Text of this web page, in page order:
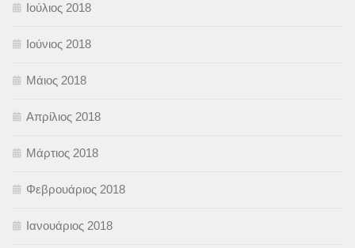
Ιούλιος 2018
Ιούνιος 2018
Μάιος 2018
Απρίλιος 2018
Μάρτιος 2018
Φεβρουάριος 2018
Ιανουάριος 2018